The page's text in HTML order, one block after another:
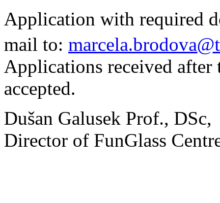
Application with required
mail to:
Applications received
accepted.
Dušan Galusek Prof., DSc,
Director of FunGlass